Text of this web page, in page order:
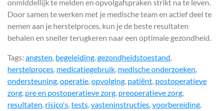
onmiddellijk te melden en opvolgafspraken strikt na te leven.
Door samen te werken met je medische team en actief deel te
nemen aan je herstelproces, kun je de beste resultaten
behalen en sneller terugkeren naar een optimale gezondheid.
Tags: angsten, begeleiding,gezondheidstoestand,
herstelproces, medicatiegebruik, medische onderzoeken,
ondersteuning,operatie,opvolging, patiënt, postoperatieve
zorg, pre en postoperatieve zorg, preoperatieve zorg,
resultaten, risico's,tests,vasteninstructies,voorbereiding,